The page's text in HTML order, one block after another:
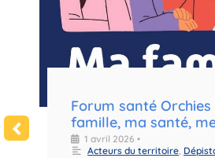
Forum santé Orchies
famille, ma santé,
1 avril 2026 •
Acteurs du territoire,